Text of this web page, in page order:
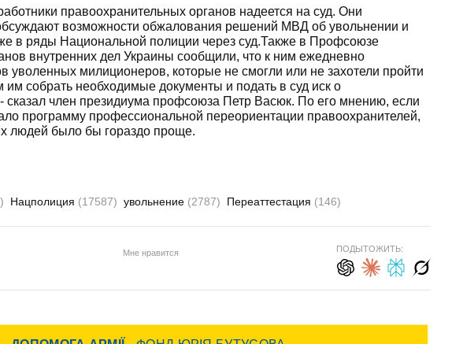
правоохранительных органов надеется на суд. Они
возможности обжалования решений МВД об увольнении и
в ряды Национальной полиции через суд.Также в Профсоюзе
внутренних дел Украины сообщили, что к ним ежедневно
уволенных милиционеров, которые не смогли или не захотели пройти
собрать необходимые документы и подать в суд иск о
сказал член президиума профсоюза Петр Васюк. По его мнению, если
программу профессиональной переориентации правоохранителей,
людей было бы гораздо проще.
Нацполиция (17587) увольнение (2787) Переаттестация (146)
Мне нравится ПОДЫТОЖИТЬ: